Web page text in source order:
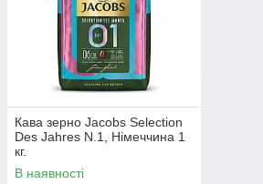
Кава зерно Jacobs Selection
Des Jahres N.1, Німеччина 1
кг.
В наявності